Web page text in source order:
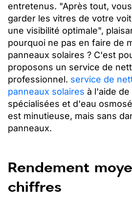
entretenus. "Après tout,
garder les vitres de votre
une visibilité optimale",
pourquoi ne pas en faire de
panneaux solaires ? C'est
proposons un service de
professionnel. service de
panneaux solaires à l'aide
spécialisées et d'eau
est minutieuse, mais sans
panneaux.
Rendement
chiffres